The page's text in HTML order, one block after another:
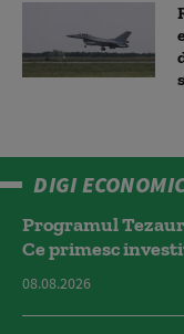
DIGI
Programul
Ce primesc
08.08.2026